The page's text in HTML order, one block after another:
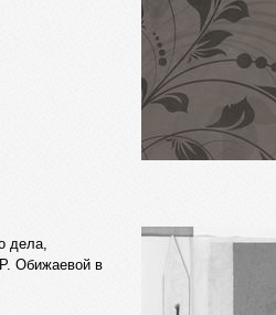
дела,
Обижаевой в